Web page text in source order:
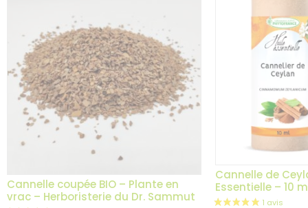
Cannelle coupée BIO – Plante en
vrac – Herboristerie du Dr. Sammut
Cannelle de
Essentielle – 10